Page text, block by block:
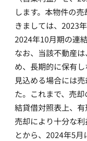
します。本物件の
きましては、2023
2024年10月期の連
なお、当該不動産
め、長期的に保有
見込める場合には
た。これまで、売
結貸借対照表上、有
売却により十分な
とから、2024年5